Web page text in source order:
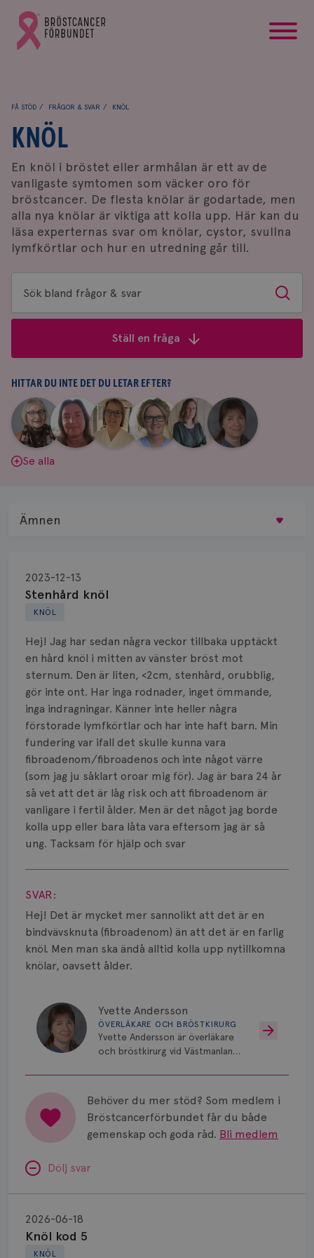
Gå
till
Bröstcancerförbundets
FÅ STÖD FRÅGOR & SVAR KNÖL
KNÖL
En knöl i bröstet eller armhålan är ett av de
vanligaste symtomen som väcker oro för
bröstcancer. De flesta knölar är godartade, men
alla nya knölar är viktiga att kolla upp. Här kan du
läsa experternas svar om knölar, cystor, svullna
lymfkörtlar och hur en utredning går till.
Sök
bland
&
svar
Sök
Ställ en fråga
HITTAR DU INTE DET DU LETAR EFTER?
Aina
Johnsson
|
Anne
Andersson
Fredrika
Killander
|
Jeanette
Bäcklund
|
Maria
Edegran
|
Yvette
Andersson
Se alla
KNÖL
Stenhård knöl
2023-12-13
Hej! Jag har sedan några veckor tillbaka upptäckt
en hård knöl i mitten av vänster bröst mot
sternum. Den är liten, <2cm, stenhård, orubblig,
gör inte ont. Har inga rodnader, inget ömmande,
inga indragningar. Känner inte heller några
förstorade lymfkörtlar och har inte haft barn. Min
fundering var ifall det skulle kunna vara
fibroadenom/fibroadenos och inte något värre
(som jag ju såklart oroar mig för). Jag är bara 24 år
så vet att det är låg risk och att fibroadenom är
vanligare i fertil ålder. Men är det något jag borde
kolla upp eller bara låta vara eftersom jag är så
ung. Tacksam för hjälp och svar
Visa svar
SVAR:
Hej! Det är mycket mer sannolikt att det är en
bindvävsknuta (fibroadenom) än att det är en farlig
knöl. Men man ska ändå alltid kolla upp nytillkomna
knölar, oavsett ålder.
Yvette Andersson
ÖVERLÄKARE OCH BRÖSTKIRURG
Yvette Andersson är överläkare
och bröstkirurg vid Västmanlands
Behöver du mer stöd? Som medlem i
Bröstcancerförbundet får du både
gemenskap och goda råd. Bli medlem
Dölj svar
KNÖL
Knöl kod 5
2026-06-18
kod
Ämnen
Biopsi
Biverkningar
Bröstvårta
Knöl
Läkemedel
Typ av bröstcancer
Smärta
Prognos
Risker
Spridd bröstcancer
Strålning
Vätska